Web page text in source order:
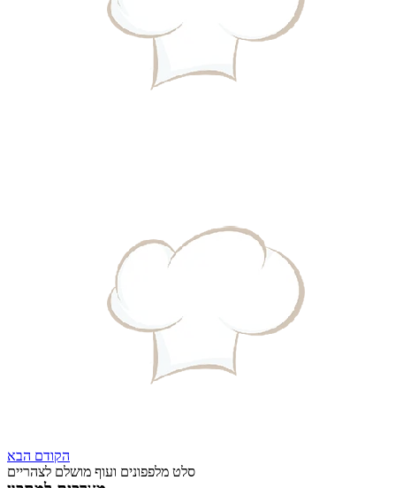
הקודם הבא
סלט מלפפונים ועוף מושלם לצהריים